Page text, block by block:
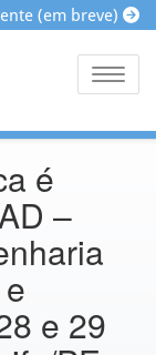
(em breve)
é
–
e 29